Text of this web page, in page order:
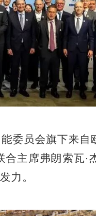
委员会旗下来自
合主席弗朗索瓦·
力。